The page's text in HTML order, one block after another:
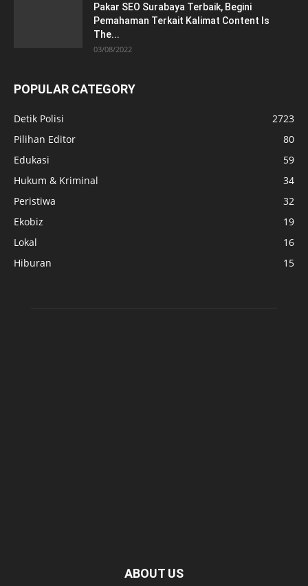
Pakar SEO Surabaya Terbaik, Begini
Pemahaman Terkait Kalimat Content Is
The...
03/08/2022
POPULAR CATEGORY
Detik Polisi
2723
Pilihan Editor
80
Edukasi
59
Hukum & Kriminal
34
Peristiwa
32
Ekobiz
19
Lokal
16
Hiburan
15
ABOUT US